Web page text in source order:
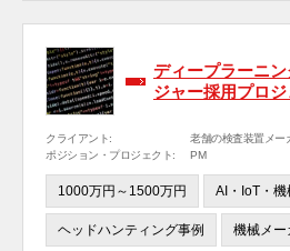
ディープラーニ
ジャー採用プロジ
クライアント:
老舗の検査装置メー
ポジション・プロジェクト:
PM
1000万円～1500万円 AI・IoT・機
ヘッドハンティング事例 機械メー